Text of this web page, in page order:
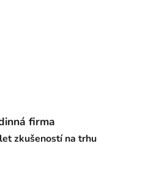
firma
zkušeností na trhu